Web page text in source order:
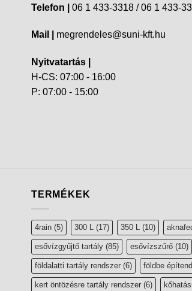
Telefon | 06 1 433-3318 / 06 1 433-
Mail | megrendeles@suni-kft.hu
Nyitvatartás |
H-CS: 07:00 - 16:00
P: 07:00 - 15:00
TERMÉKEK
4rain (5) 300 L (17) 350 L (10)
esővízgyűjtő tartály (85) esővízszűrő (10)
földalatti tartály rendszer (6) földbe
kert öntözésre tartály rendszer (6)